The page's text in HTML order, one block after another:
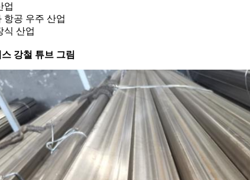
업
항공 우주 산업
식 산업
강철 튜브 그림